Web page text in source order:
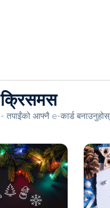
क्रिसमस
- तपाईंको आफ्नै e-कार्ड बनाउनुहोस्